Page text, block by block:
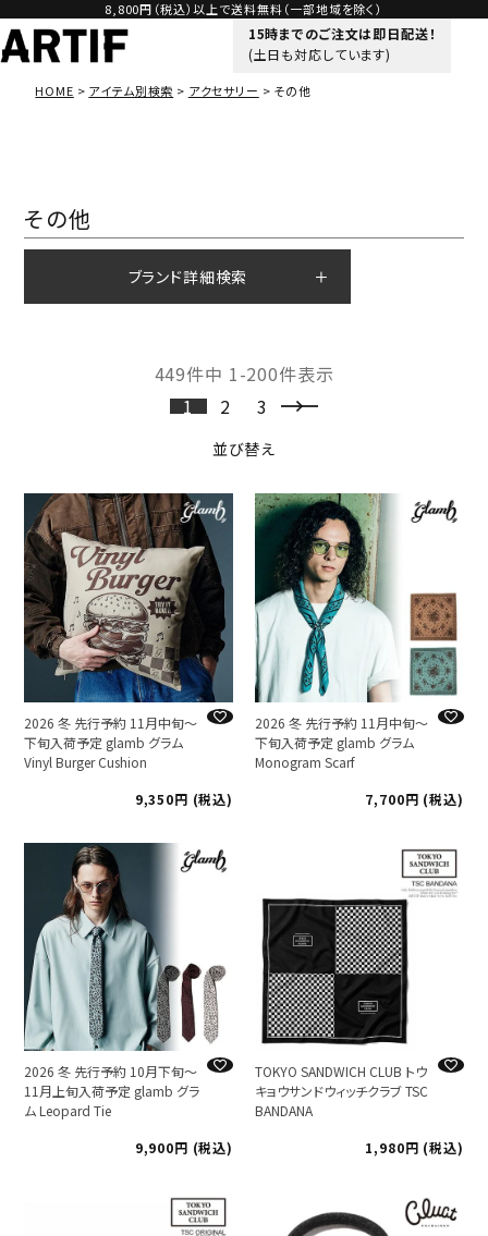
8,800円（税込）以上で送料無料（一部地域を除く）
15時までのご注文は即日配送！
(土日も対応しています)
HOME アイテム別検索 アクセサリー その他
その他
ブランド詳細検索
並び替え
449件中 1-200件表示
1
2 3
2026 冬 先行予約 11月中旬～
下旬入荷予定 glamb グラム
Vinyl Burger Cushion
9,350
税込
2026 冬 先行予約 11月中旬～
下旬入荷予定 glamb グラム
Monogram Scarf
7,700
税込
2026 冬 先行予約 10月下旬～
11月上旬入荷予定 glamb グラ
ム Leopard Tie
9,900
税込
TOKYO SANDWICH CLUB トウ
キョウサンドウィッチクラブ TSC
BANDANA
1,980
税込